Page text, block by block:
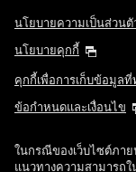
นโยบายความเป็นส่วนตั
นโยบายคุกกี้
คุกกี้เพื่อการเก็บข้อมูลที่
ข้อกำหนดและเงื่อนไข
ในกรณีของเว็บไซต์ภา
แนวทางความสามารถใ